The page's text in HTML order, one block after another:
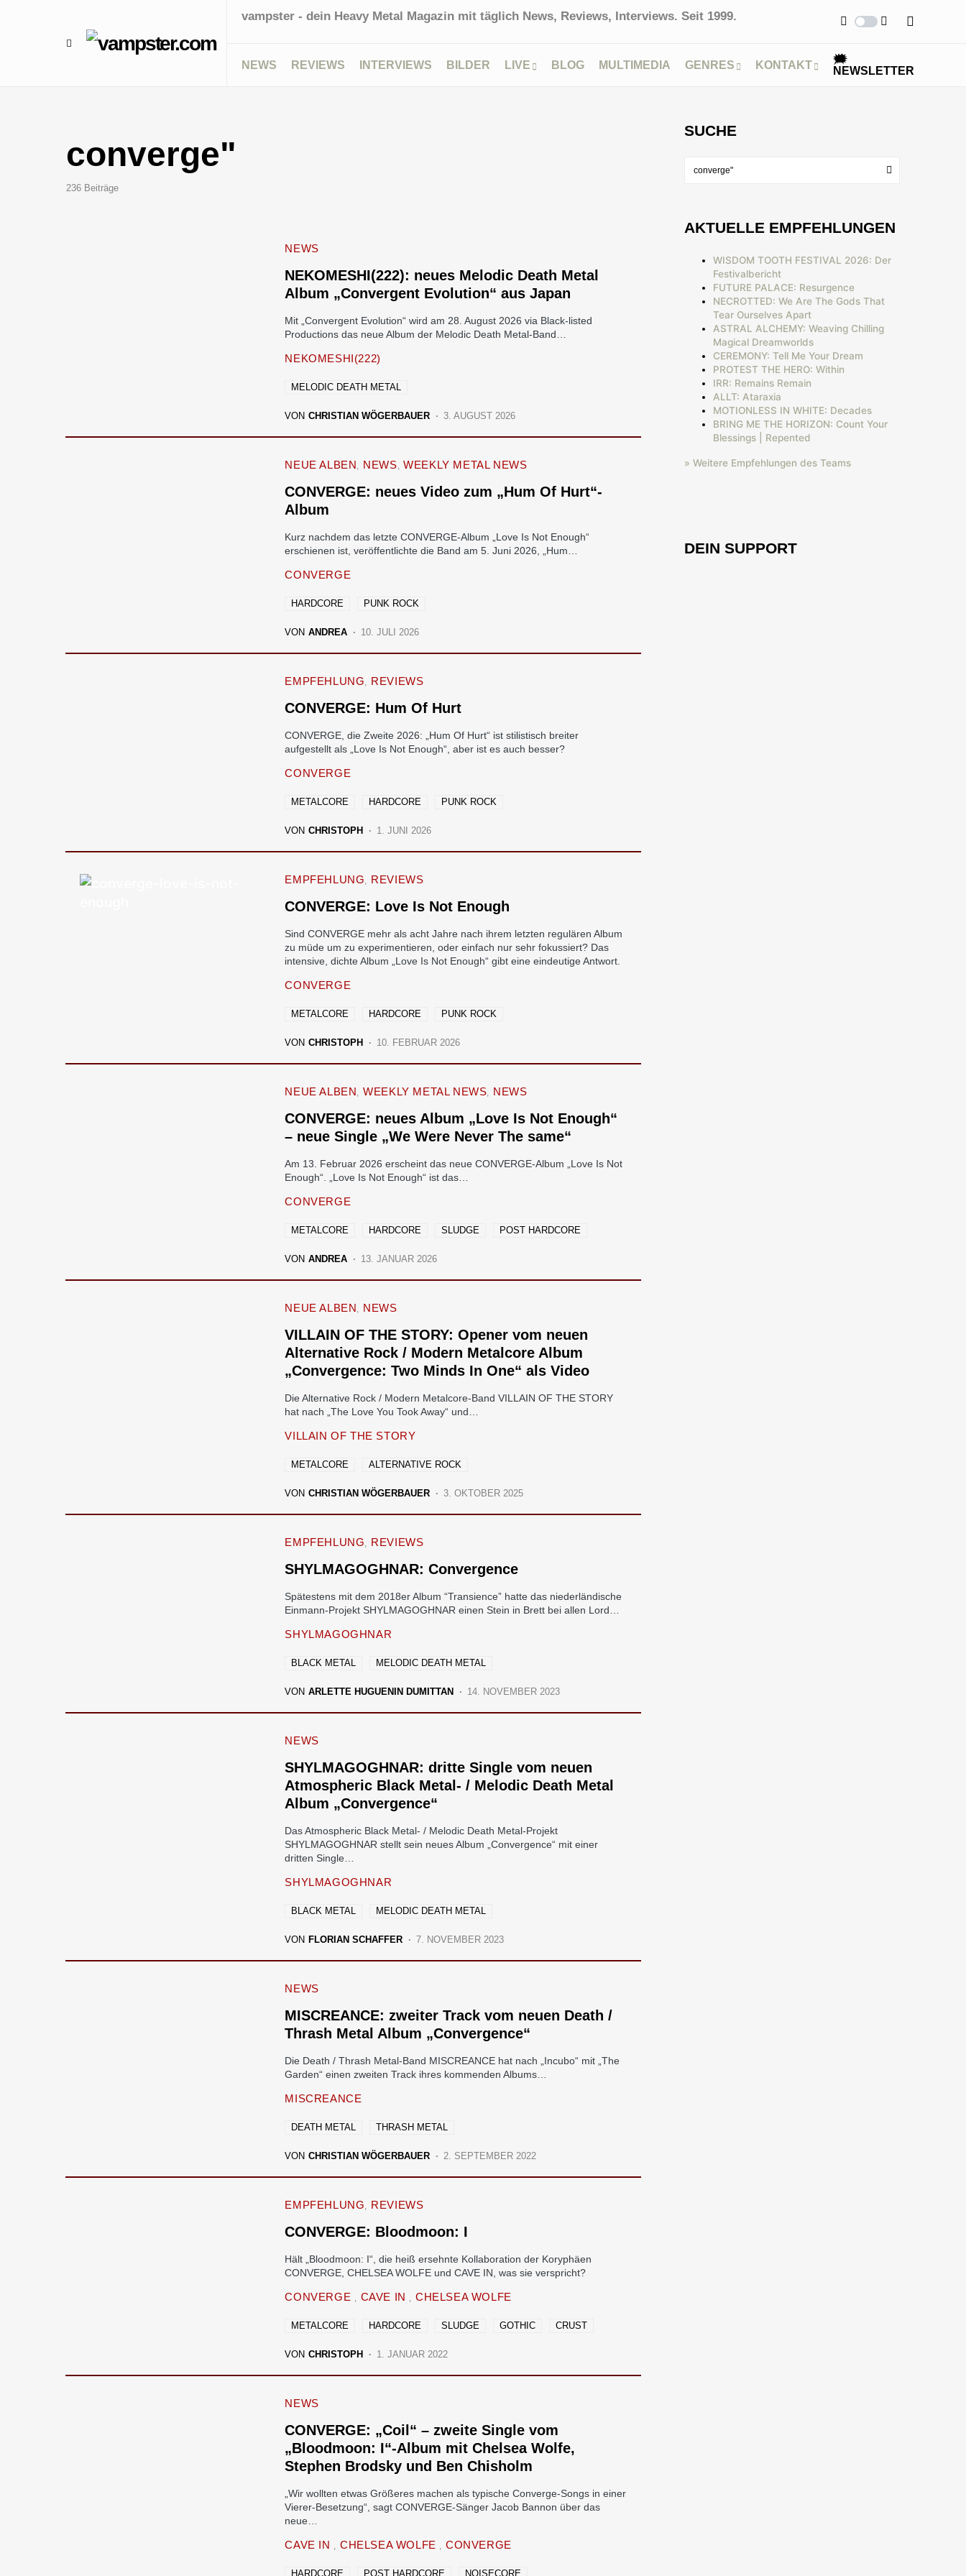
vampster - dein Heavy Metal Magazin mit täglich News, Reviews, Interviews. Seit 1999.
NEWS REVIEWS INTERVIEWS BILDER LIVE BLOG MULTIMEDIA GENRES KONTAKT
🗯
NEWSLETTER
converge"
236 Beiträge
NEWS
NEKOMESHI(222): neues Melodic Death Metal
Album „Convergent Evolution“ aus Japan
Mit „Convergent Evolution“ wird am 28. August 2026 via Black-listed
Productions das neue Album der Melodic Death Metal-Band…
NEKOMESHI(222)
MELODIC DEATH METAL
VON CHRISTIAN WÖGERBAUER 3. AUGUST 2026
NEUE ALBEN NEWS WEEKLY METAL NEWS
CONVERGE: neues Video zum „Hum Of Hurt“-
Album
Kurz nachdem das letzte CONVERGE-Album „Love Is Not Enough“
erschienen ist, veröffentlichte die Band am 5. Juni 2026, „Hum…
CONVERGE
HARDCORE PUNK ROCK
VON ANDREA 10. JULI 2026
EMPFEHLUNG REVIEWS
CONVERGE: Hum Of Hurt
CONVERGE, die Zweite 2026: „Hum Of Hurt“ ist stilistisch breiter
aufgestellt als „Love Is Not Enough“, aber ist es auch besser?
CONVERGE
METALCORE HARDCORE PUNK ROCK
VON CHRISTOPH 1. JUNI 2026
EMPFEHLUNG REVIEWS
CONVERGE: Love Is Not Enough
Sind CONVERGE mehr als acht Jahre nach ihrem letzten regulären Album
zu müde um zu experimentieren, oder einfach nur sehr fokussiert? Das
intensive, dichte Album „Love Is Not Enough“ gibt eine eindeutige Antwort.
CONVERGE
METALCORE HARDCORE PUNK ROCK
VON CHRISTOPH 10. FEBRUAR 2026
NEUE ALBEN WEEKLY METAL NEWS NEWS
CONVERGE: neues Album „Love Is Not Enough“
– neue Single „We Were Never The same“
Am 13. Februar 2026 erscheint das neue CONVERGE-Album „Love Is Not
Enough“. „Love Is Not Enough“ ist das…
CONVERGE
METALCORE HARDCORE SLUDGE POST HARDCORE
VON ANDREA 13. JANUAR 2026
NEUE ALBEN NEWS
VILLAIN OF THE STORY: Opener vom neuen
Alternative Rock / Modern Metalcore Album
„Convergence: Two Minds In One“ als Video
Die Alternative Rock / Modern Metalcore-Band VILLAIN OF THE STORY
hat nach „The Love You Took Away“ und…
VILLAIN OF THE STORY
METALCORE ALTERNATIVE ROCK
VON CHRISTIAN WÖGERBAUER 3. OKTOBER 2025
EMPFEHLUNG REVIEWS
SHYLMAGOGHNAR: Convergence
Spätestens mit dem 2018er Album “Transience” hatte das niederländische
Einmann-Projekt SHYLMAGOGHNAR einen Stein in Brett bei allen Lord…
SHYLMAGOGHNAR
BLACK METAL MELODIC DEATH METAL
VON ARLETTE HUGUENIN DUMITTAN 14. NOVEMBER 2023
NEWS
SHYLMAGOGHNAR: dritte Single vom neuen
Atmospheric Black Metal- / Melodic Death Metal
Album „Convergence“
Das Atmospheric Black Metal- / Melodic Death Metal-Projekt
SHYLMAGOGHNAR stellt sein neues Album „Convergence“ mit einer
dritten Single…
SHYLMAGOGHNAR
BLACK METAL MELODIC DEATH METAL
VON FLORIAN SCHAFFER 7. NOVEMBER 2023
NEWS
MISCREANCE: zweiter Track vom neuen Death /
Thrash Metal Album „Convergence“
Die Death / Thrash Metal-Band MISCREANCE hat nach „Incubo“ mit „The
Garden“ einen zweiten Track ihres kommenden Albums…
MISCREANCE
DEATH METAL THRASH METAL
VON CHRISTIAN WÖGERBAUER 2. SEPTEMBER 2022
EMPFEHLUNG REVIEWS
CONVERGE: Bloodmoon: I
Hält „Bloodmoon: I“, die heiß ersehnte Kollaboration der Koryphäen
CONVERGE, CHELSEA WOLFE und CAVE IN, was sie verspricht?
CONVERGE CAVE IN CHELSEA WOLFE
METALCORE HARDCORE SLUDGE GOTHIC CRUST
VON CHRISTOPH 1. JANUAR 2022
NEWS
CONVERGE: „Coil“ – zweite Single vom
„Bloodmoon: I“-Album mit Chelsea Wolfe,
Stephen Brodsky und Ben Chisholm
„Wir wollten etwas Größeres machen als typische Converge-Songs in einer
Vierer-Besetzung“, sagt CONVERGE-Sänger Jacob Bannon über das
neue…
CAVE IN CHELSEA WOLFE CONVERGE
HARDCORE POST HARDCORE NOISECORE
SUCHE
AKTUELLE EMPFEHLUNGEN
WISDOM TOOTH FESTIVAL 2026: Der
Festivalbericht
FUTURE PALACE: Resurgence
NECROTTED: We Are The Gods That
Tear Ourselves Apart
ASTRAL ALCHEMY: Weaving Chilling
Magical Dreamworlds
CEREMONY: Tell Me Your Dream
PROTEST THE HERO: Within
IRR: Remains Remain
ALLT: Ataraxia
MOTIONLESS IN WHITE: Decades
BRING ME THE HORIZON: Count Your
Blessings | Repented
» Weitere Empfehlungen des Teams
DEIN SUPPORT